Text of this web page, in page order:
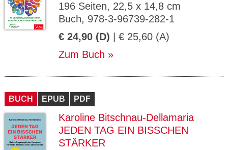
196 Seiten, 22,5 x 14,8 cm
Buch, 978-3-96739-282-1
€ 24,90 (D) | € 25,60 (A)
Zum Buch
BUCH EPUB PDF
Karoline Bitschnau-Dellamaria
JEDEN TAG EIN BISSCHEN
STÄRKER